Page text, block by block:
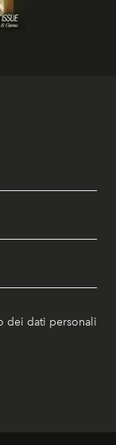
dei dati personali